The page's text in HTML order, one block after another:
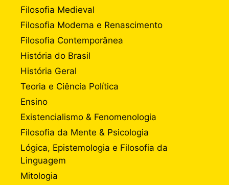
Filosofia Medieval
Filosofia Moderna e Renascimento
Filosofia Contemporânea
História do Brasil
História Geral
Teoria e Ciência Política
Ensino
Existencialismo & Fenomenologia
Filosofia da Mente & Psicologia
Lógica, Epistemologia e Filosofia da
Linguagem
Mitologia